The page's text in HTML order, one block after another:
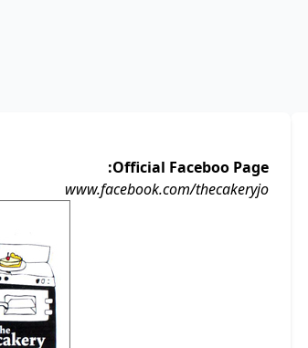
Official Faceboo Page:
www.facebook.com/thecakeryjo